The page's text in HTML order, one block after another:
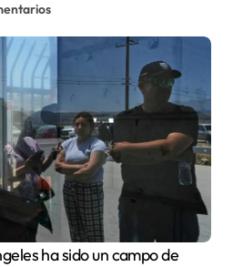
ha sido un campo de